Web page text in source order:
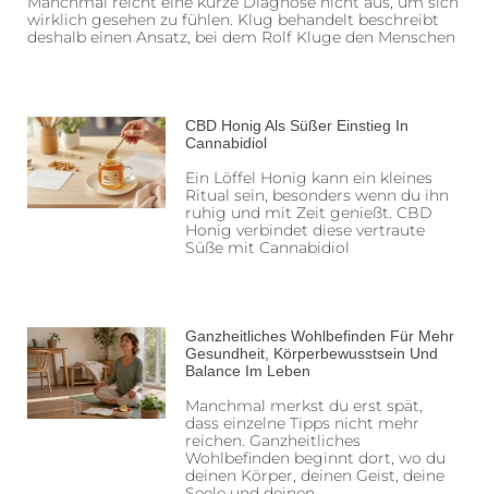
wirklich gesehen zu fühlen. Klug behandelt beschreibt
deshalb einen Ansatz, bei dem Rolf Kluge den Menschen
CBD Honig Als Süßer Einstieg In
Cannabidiol
Ein Löffel Honig kann ein kleines
Ritual sein, besonders wenn du ihn
ruhig und mit Zeit genießt. CBD
Honig verbindet diese vertraute
Süße mit Cannabidiol
Ganzheitliches Wohlbefinden Für Mehr
Gesundheit, Körperbewusstsein Und
Balance Im Leben
Manchmal merkst du erst spät,
dass einzelne Tipps nicht mehr
reichen. Ganzheitliches
Wohlbefinden beginnt dort, wo du
deinen Körper, deinen Geist, deine